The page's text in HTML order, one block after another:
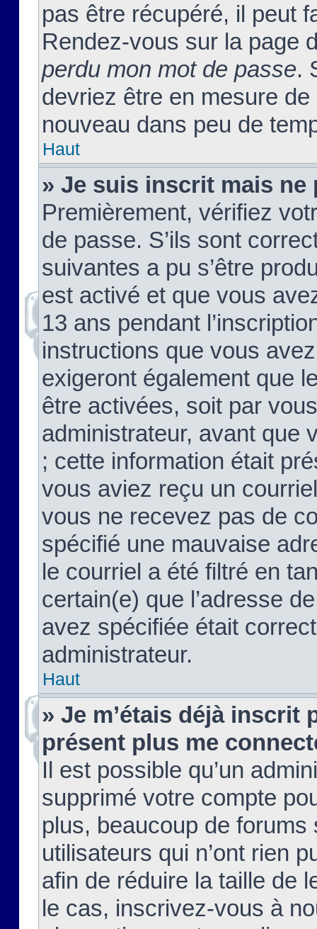
pas être récupéré, il peut
Rendez-vous sur la page
perdu mon mot de passe.
devriez être en mesure
nouveau dans peu de
Haut
» Je suis inscrit mais ne
Premièrement, vérifiez
de passe. S’ils sont
suivantes a pu s’être
est activé et que vous
13 ans pendant
instructions que vous
exigeront également que
être activées, soit par
administrateur, avant que
; cette information était
vous aviez reçu un
vous ne recevez pas de
spécifié une mauvaise
le courriel a été filtré en
certain(e) que l’adresse
avez spécifiée était
administrateur.
Haut
» Je m’étais déjà inscrit
présent plus me
Il est possible qu’un
supprimé votre compte
plus, beaucoup de
utilisateurs qui n’ont rien
afin de réduire la taille de
le cas, inscrivez-vous à